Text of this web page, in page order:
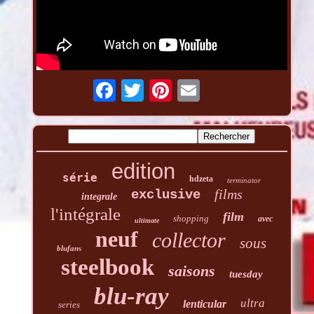
série edition hdzeta terminator
integrale exclusive films
l'intégrale ultimate shopping film avec
blufans neuf collector sous
steelbook saisons tuesday
series blu-ray lenticular ultra